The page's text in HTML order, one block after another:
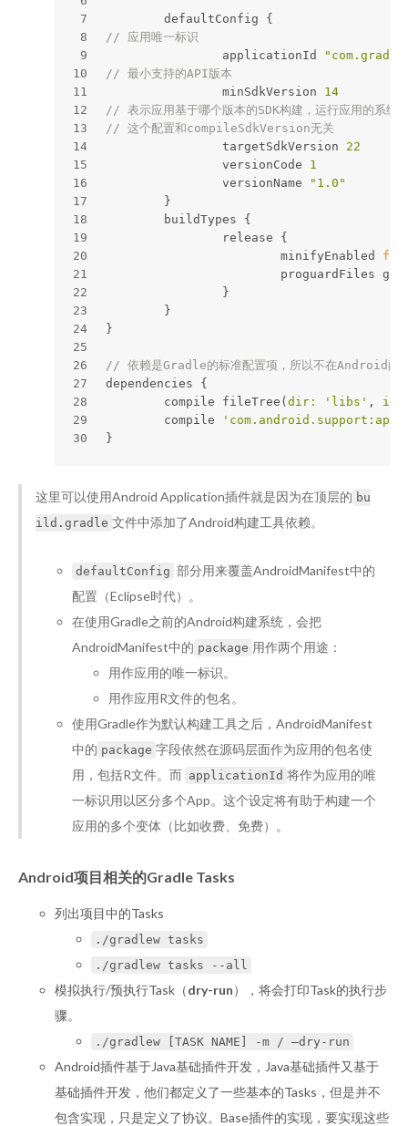
7
8
9
10
11
12
13
14
15
16
17
18
19
20
21
22
23
24
25
26
27
28
29
30
	defaultConfig {
// 应用唯一标识
		applicationId
// 最小支持的API版本
		minSdkVersion
14
// 表示应用基于哪个版本的SDK构建，运行应用的系统
// 这个配置和compileSdkVersion无关
		targetSdkVersion
22
		versionCode
1
		versionName
"1.0"
	}
	buildTypes {
		release {
			minifyEnabled
proguardFiles
		}
	}
}
// 依赖是Gradle的标准配置项，所以不在Android配
dependencies {
	compile fileTree(
dir: 'libs' ,
	compile
}
这里可以使用Android Application插件就是因为在顶层的 bu
ild.gradle 文件中添加了Android构建工具依赖。
defaultConfig 部分用来覆盖AndroidManifest中的
配置（Eclipse时代）。
在使用Gradle之前的Android构建系统，会把
AndroidManifest中的 package 用作两个用途：
用作应用的唯一标识。
用作应用R文件的包名。
使用Gradle作为默认构建工具之后，AndroidManifest
中的 package 字段依然在源码层面作为应用的包名使
用，包括R文件。而 applicationId 将作为应用的唯
一标识用以区分多个App。这个设定将有助于构建一个
应用的多个变体（比如收费、免费）。
Android项目相关的Gradle Tasks
列出项目中的Tasks
./gradlew tasks
./gradlew tasks --all
模拟执行/预执行Task（dry-run），将会打印Task的执行步
骤。
./gradlew [TASK NAME] -m / —dry-run
Android插件基于Java基础插件开发，Java基础插件又基于
基础插件开发，他们都定义了一些基本的Tasks，但是并不
包含实现，只是定义了协议。Base插件的实现，要实现这些